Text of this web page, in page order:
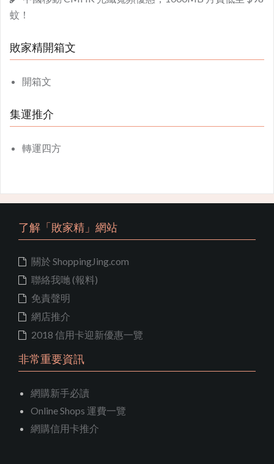
蚊！
敗家精開箱文
開箱文
集運推介
轉運四方
了解「敗家精」網站
關於 ShoppingJing.com
聯絡我哋 (報料)
免責聲明
網店推介
2018 信用卡迎新優惠一覽
非常重要資訊
網購新手必讀
Online Shops 運費一覽
網購信用卡推介